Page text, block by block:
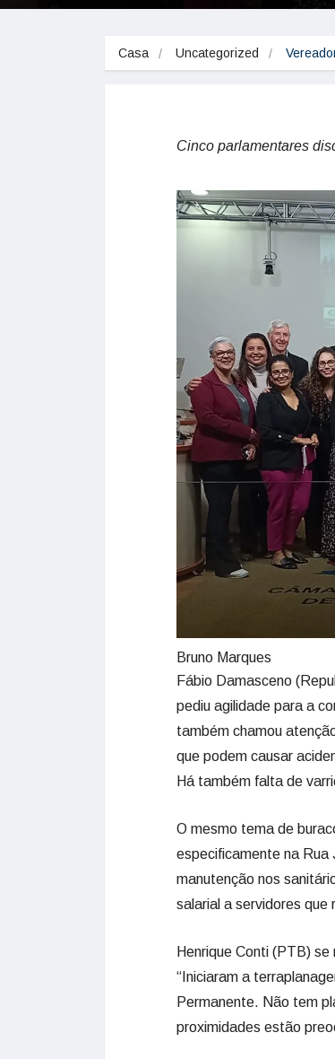
Casa Uncategorized
Cinco parlamentares
Bruno Marques
Fábio Damasceno
pediu agilidade para a
também chamou
que podem causar
Há também falta de
O mesmo tema de
especificamente na Rua
manutenção nos
salarial a servidores que
Henrique Conti (PTB)
“Iniciaram a
Permanente. Não tem
proximidades estão